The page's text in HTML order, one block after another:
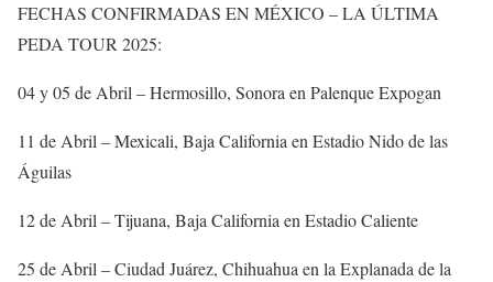
FECHAS CONFIRMADAS EN MÉXICO – LA ÚLTIMA
PEDA TOUR 2025:
04 y 05 de Abril – Hermosillo, Sonora en Palenque Expogan
11 de Abril – Mexicali, Baja California en Estadio Nido de las
Águilas
12 de Abril – Tijuana, Baja California en Estadio Caliente
25 de Abril – Ciudad Juárez, Chihuahua en la Explanada de la